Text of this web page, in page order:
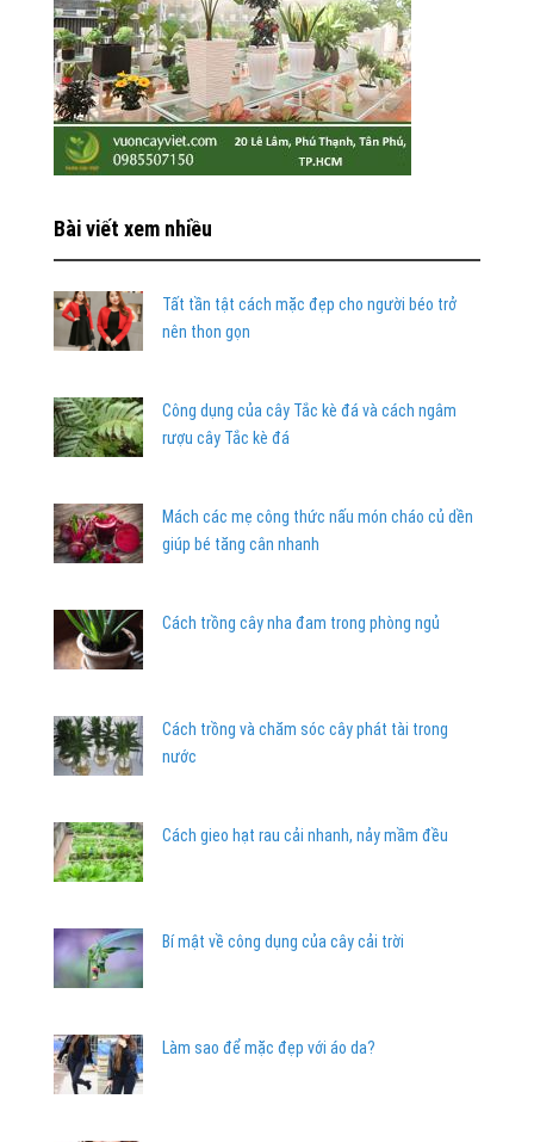
Bài viết xem nhiều
Tất tần tật cách mặc đẹp cho người béo trở
nên thon gọn
Công dụng của cây Tắc kè đá và cách ngâm
rượu cây Tắc kè đá
Mách các mẹ công thức nấu món cháo củ dền
giúp bé tăng cân nhanh
Cách trồng cây nha đam trong phòng ngủ
Cách trồng và chăm sóc cây phát tài trong
nước
Cách gieo hạt rau cải nhanh, nảy mầm đều
Bí mật về công dụng của cây cải trời
Làm sao để mặc đẹp với áo da?